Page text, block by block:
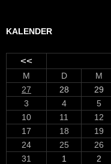
KALENDER
<<
M D M
27
28 29
3
4 5
10
11 12
17
18 19
24
25 26
31
1 2